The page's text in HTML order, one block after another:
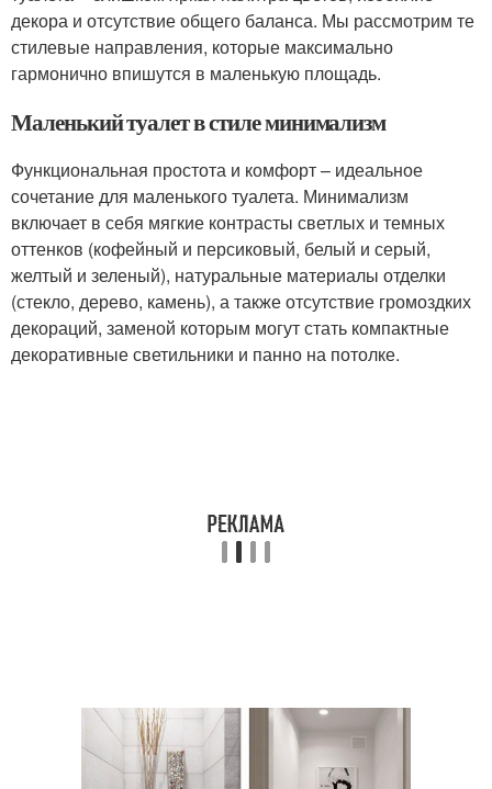
декора и отсутствие общего баланса. Мы рассмотрим те
стилевые направления, которые максимально
гармонично впишутся в маленькую площадь.
Маленький туалет в стиле минимализм
Функциональная простота и комфорт – идеальное
сочетание для маленького туалета. Минимализм
включает в себя мягкие контрасты светлых и темных
оттенков (кофейный и персиковый, белый и серый,
желтый и зеленый), натуральные материалы отделки
(стекло, дерево, камень), а также отсутствие громоздких
декораций, заменой которым могут стать компактные
декоративные светильники и панно на потолке.